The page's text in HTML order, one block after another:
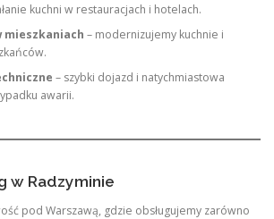
kuchni w restauracjach i hotelach.
mieszkaniach – modernizujemy kuchnie i
– szybki dojazd i natychmiastowa
awarii.
w Radzyminie
pod Warszawą, gdzie obsługujemy zarówno